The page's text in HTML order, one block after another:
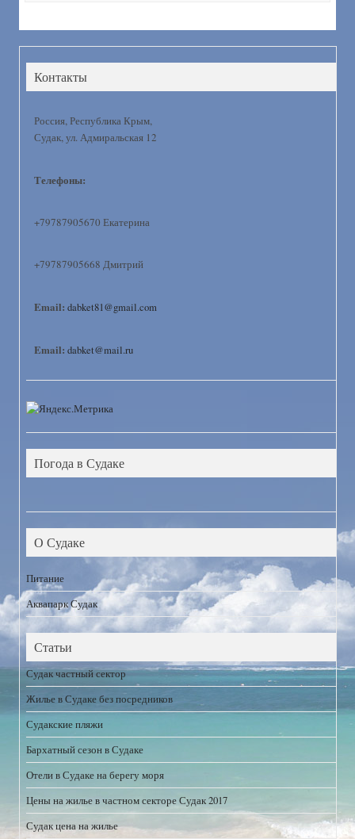
Контакты
Россия, Республика Крым,
Судак, ул. Адмиральская 12
Телефоны:
+79787905670 Екатерина
+79787905668 Дмитрий
Email: dabket81@gmail.com
Email: dabket@mail.ru
Погода в Судаке
О Судаке
Питание
Аквапарк Судак
Статьи
Судак частный сектор
Жилье в Судаке без посредников
Судакские пляжи
Бархатный сезон в Судаке
Отели в Судаке на берегу моря
Цены на жилье в частном секторе Судак 2017
Судак цена на жилье